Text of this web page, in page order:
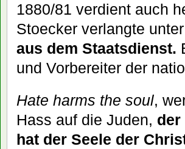
1880/81 verdient auch
Stoecker verlangte
aus dem Staatsdienst.
und Vorbereiter der
Hate harms the soul,
Hass auf die Juden, der
hat der Seele der